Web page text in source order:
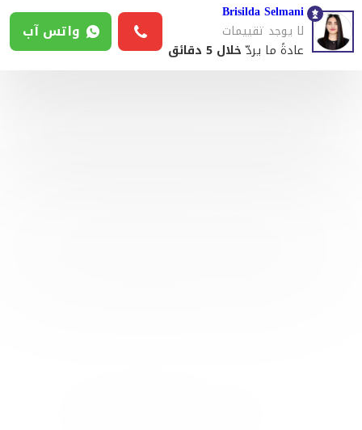
Brisilda Selmani
لا يوجد تقييمات
عادةً ما يردّخلال 5 دقائق
واتس آب